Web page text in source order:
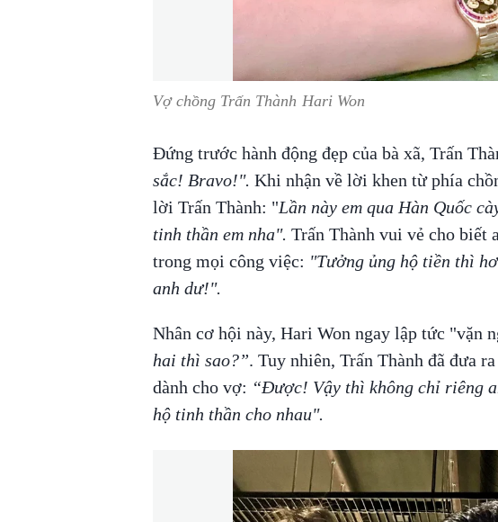
Vợ chồng Trấn Thành Hari Won
Đứng trước hành động đẹp của bà xã, Trấn
sắc! Bravo!". Khi nhận về lời khen từ phía
lời Trấn Thành: "Lần này em qua Hàn Quốc
tinh thần em nha". Trấn Thành vui vẻ cho biết
trong mọi công việc: "Tưởng ủng hộ tiền thì
anh dư!".
Nhân cơ hội này, Hari Won ngay lập tức "vặn
hai thì sao?”. Tuy nhiên, Trấn Thành đã đưa
dành cho vợ: “Được! Vậy thì không chỉ riêng
hộ tinh thần cho nhau".